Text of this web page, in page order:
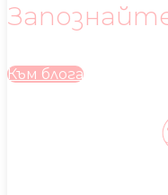
Към блога